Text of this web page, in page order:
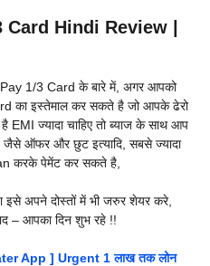
Card Hindi Review |
Pay 1/3 Card के बारे में, अगर आपको
का इस्तेमाल कर सकते है जो आपके ढेरो
EMI ज्यादा चाहिए तो ब्याज के साथ आप
ऑफर और छुट इत्यादि, सबसे ज्यादा
करके पेमेंट कर सकते है,
इसे अपने दोस्तों में भी जरुर शेयर करे,
– आपका दिन शुभ रहे !!
App ] Urgent 1 लाख तक लोन